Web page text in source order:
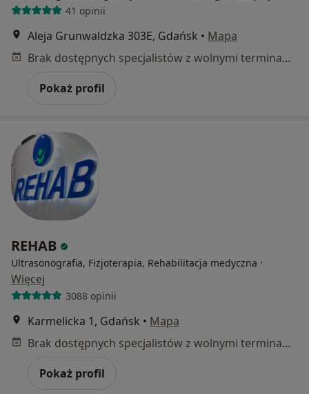
41 opinii
Aleja Grunwaldzka 303E, Gdańsk • Mapa
Brak dostępnych specjalistów z wolnymi terminami w tym centrum medycznym.
Pokaż profil
REHAB
Ultrasonografia, Fizjoterapia, Rehabilitacja medyczna ·
Więcej
3088 opinii
Karmelicka 1, Gdańsk • Mapa
Brak dostępnych specjalistów z wolnymi terminami w tym centrum medycznym.
Pokaż profil